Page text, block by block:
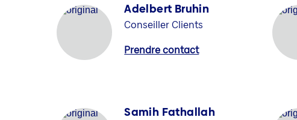
Adelbert Bruhin
Conseiller Clients
Prendre contact
Samih Fathallah